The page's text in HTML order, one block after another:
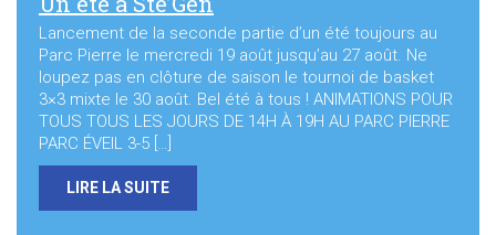
Lancement de la seconde partie d’un été toujours au
Parc Pierre le mercredi 19 août jusqu’au 27 août. Ne
loupez pas en clôture de saison le tournoi de basket
3×3 mixte le 30 août. Bel été à tous ! ANIMATIONS POUR
TOUS TOUS LES JOURS DE 14H À 19H AU PARC PIERRE
PARC ÉVEIL 3-5 […]
LIRE LA SUITE